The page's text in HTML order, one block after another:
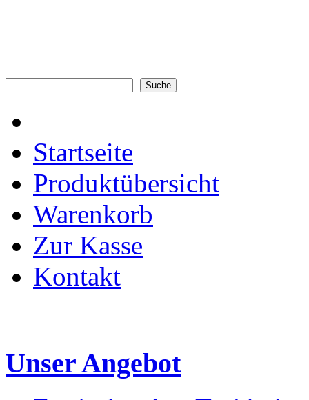
Startseite
Produktübersicht
Warenkorb
Zur Kasse
Kontakt
Unser Angebot